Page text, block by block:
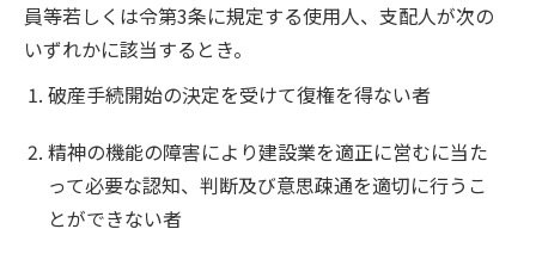
員等若しくは令第3条に規定する使用人、支配人が次の
いずれかに該当するとき。
破産手続開始の決定を受けて復権を得ない者
精神の機能の障害により建設業を適正に営むに当た
って必要な認知、判断及び意思疎通を適切に行うこ
とができない者